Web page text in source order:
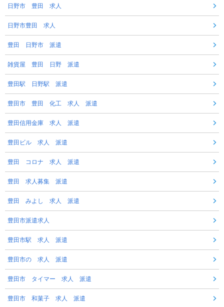
日野市 豊田 求人
日野市豊田 求人
豊田 日野市 派遣
雑貨屋 豊田 日野 派遣
豊田駅 日野駅 派遣
豊田市 豊田 化工 求人 派遣
豊田信用金庫 求人 派遣
豊田ビル 求人 派遣
豊田 コロナ 求人 派遣
豊田 求人募集 派遣
豊田 みよし 求人 派遣
豊田市派遣求人
豊田市駅 求人 派遣
豊田市の 求人 派遣
豊田市 タイマー 求人 派遣
豊田市 和菓子 求人 派遣